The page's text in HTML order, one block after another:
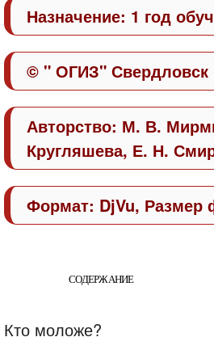
Назначение: 1 год
© " ОГИЗ" Свердловск
Авторство: М. В.
Кругляшева, Е. Н.
Формат: DjVu, Размер
СОДЕРЖАНИЕ
Кто моложе?